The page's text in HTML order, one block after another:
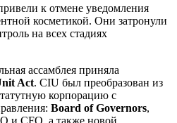
к отмене уведомления
косметикой. Они затронули
на всех стадиях
ассамблея приняла
Act. CIU был преобразован из
корпорацию с
Board of Governors,
и CFO, а также новой